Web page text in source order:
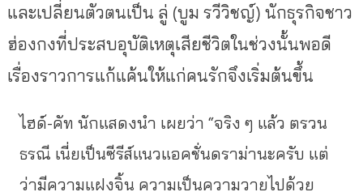
และเปลี่ยนตัวตนเป็น ลู่ (บูม รวีวิชญ์) นักธุรกิจชาว
ฮ่องกงที่ประสบอุบัติเหตุเสียชีวิตในช่วงนั้นพอดี
เรื่องราวการแก้แค้นให้แก่คนรักจึงเริ่มต้นขึ้น
ไฮด์-คัท นักแสดงนำ เผยว่า “จริง ๆ แล้ว ตรวน
ธรณี เนี่ยเป็นซีรีส์แนวแอคชั่นดราม่านะครับ แต่
ว่ามีความแฝงจิ้น ความเป็นความวายไปด้วย